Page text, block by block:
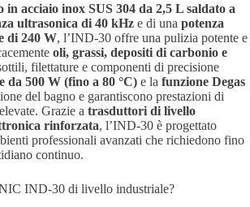
in acciaio inox SUS 304 da 2,5 L saldato a
ultrasonica di 40 kHz e di una potenza
di 240 W, l’IND-30 offre una pulizia potente e
oli, grassi, depositi di carbonio e
filettature e componenti di precisione
da 500 W (fino a 80 °C) e la funzione Degas
del bagno e garantiscono prestazioni di
Grazie a trasduttori di livello
rinforzata, l’IND-30 è progettato
professionali avanzati che richiedono fino
continuo.
IND-30 di livello industriale?